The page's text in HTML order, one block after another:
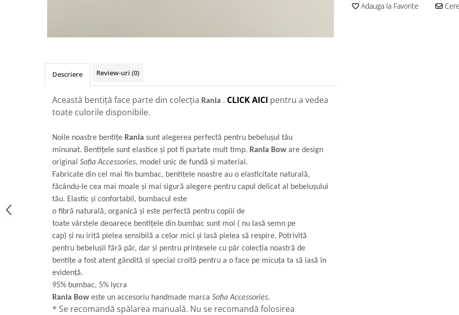
Adauga la Favorite
Descriere Review-uri (0)
Această bentiță face parte din colecția Rania . CLICK AICI pentru a vedea
toate culorile disponibile.
Noile noastre bentițe Rania sunt alegerea perfectă pentru bebelușul tău
minunat. Bentițele sunt elastice și pot fi purtate mult timp. Rania Bow are design
original Sofia Accessories, model unic de fundă și material.
Fabricate din cel mai fin bumbac, bentițele noastre au o elasticitate naturală,
făcându-le cea mai moale și mai sigură alegere pentru capul delicat al bebelușului
tău. Elastic și confortabil, bumbacul este
o fibră naturală, organică și este perfectă pentru copiii de
toate vârstele deoarece bentițele din bumbac sunt moi ( nu lasă semn pe
cap) și nu irită pielea sensibilă a celor mici și lasă pielea să respire. Potrivită
pentru bebelușii fără păr, dar și pentru prințesele cu păr colecția noastră de
bentițe a fost atent gândită și special croită pentru a o face pe micuța ta să iasă în
evidență.
95% bumbac, 5% lycra
Rania Bow este un accesoriu handmade marca Sofia Accessories.
* Se recomandă spălarea manuală. Nu se recomandă folosirea